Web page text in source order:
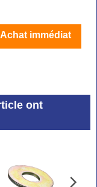
Achat immédiat
ont